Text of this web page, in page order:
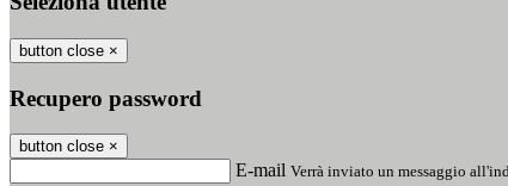
button close ×
Recupero password
button close ×
E-mail Verrà inviato un messaggio